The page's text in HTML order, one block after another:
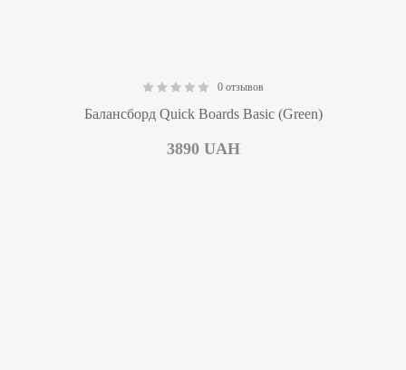
0 отзывов
Балансборд Quick Boards Basic (Green)
3890 UAH